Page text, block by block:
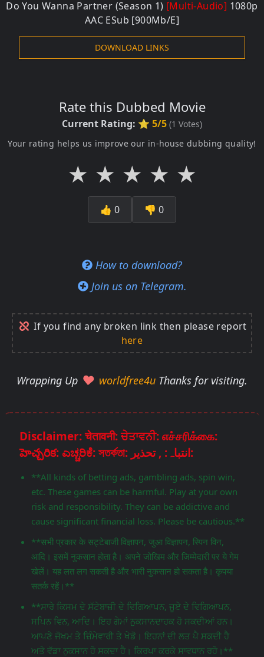
Do You Wanna Partner (Season 1) [Multi-Audio] 1080p
AAC ESub [900Mb/E]
DOWNLOAD LINKS
Rate this Dubbed Movie
Current Rating: ⭐ 5/5 (1 Votes)
Your rating helps us improve our in-house dubbing quality!
★ ★ ★ ★ ★
👍 0 👎 0
How to download?
Join us on Telegram.
If you find any broken link then please report
here
Wrapping Up worldfree4u Thanks for visiting.
Disclaimer: चेतावनी: ਚੇਤਾਵਨੀ: எச்சரிக்கை:
హెచ్చరిక: ಎಚ್ಚರಿಕೆ: সতর্কতা: انتباہ: , تحذير:
**All kinds of betting ads, gambling ads, spin win,
etc. These games can be harmful. Play at your own
risk and responsibility. They can be addictive and
cause significant financial loss. Please be cautious.**
**सभी प्रकार के सट्टेबाजी विज्ञापन, जुआ विज्ञापन, स्पिन विन,
आदि। इसमें नुकसान होता है। अपने जोखिम और जिम्मेदारी पर ये गेम
खेलें। यह लत लग सकती है और भारी नुकसान हो सकता है। कृपया
सतर्क रहें।**
**ਸਾਰੇ ਕਿਸਮ ਦੇ ਸੱਟੇਬਾਜ਼ੀ ਦੇ ਵਿਗਿਆਪਨ, ਜੂਏ ਦੇ ਵਿਗਿਆਪਨ,
ਸਪਿਨ ਵਿਨ, ਆਦਿ। ਇਹ ਗੇਮਾਂ ਨੁਕਸਾਨਦਾਹਕ ਹੋ ਸਕਦੀਆਂ ਹਨ।
ਆਪਣੇ ਜੋਖਮ ਤੇ ਜ਼ਿੰਮੇਵਾਰੀ ਤੇ ਖੇਡੋ। ਇਹਨਾਂ ਦੀ ਲਤ ਪੈ ਸਕਦੀ ਹੈ
ਅਤੇ ਵੱਡਾ ਨੁਕਸਾਨ ਹੋ ਸਕਦਾ ਹੈ। ਕਿਰਪਾ ਕਰਕੇ ਸਾਵਧਾਨ ਰਹੋ।**